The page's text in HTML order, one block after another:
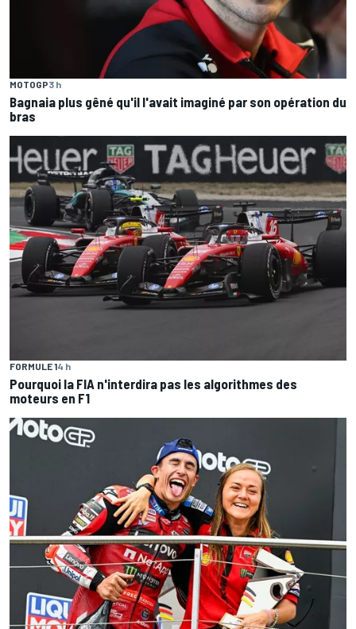
MOTOGP3 h
Bagnaia plus gêné qu'il l'avait imaginé par son opération du
bras
FORMULE 14 h
Pourquoi la FIA n'interdira pas les algorithmes des
moteurs en F1